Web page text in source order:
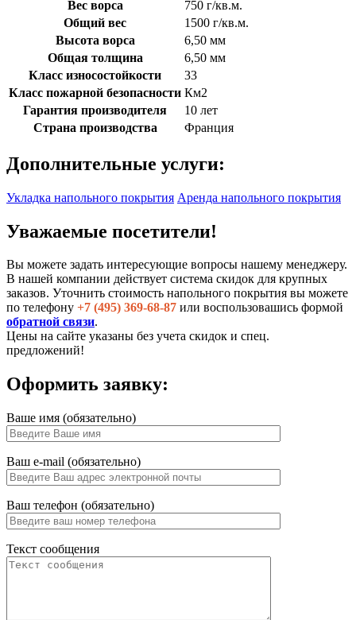
Вес ворса
750 г/кв.м.
Общий вес
1500 г/кв.м.
Высота ворса
6,50 мм
Общая толщина
6,50 мм
Класс износостойкости
33
Класс пожарной безопасности Км2
Гарантия производителя
10 лет
Страна производства
Франция
Дополнительные услуги:
Укладка напольного покрытия Аренда напольного покрытия
Уважаемые посетители!
Вы можете задать интересующие вопросы нашему менеджеру.
В нашей компании действует система скидок для крупных
заказов. Уточнить стоимость напольного покрытия вы можете
по телефону +7 (495) 369-68-87 или воспользовашись формой
обратной связи.
Цены на сайте указаны без учета скидок и спец.
предложений!
Оформить заявку:
Ваше имя (обязательно)
Ваш e-mail (обязательно)
Ваш телефон (обязательно)
Текст сообщения